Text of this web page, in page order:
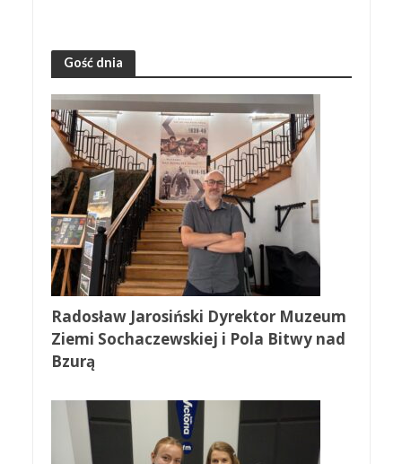
Gość dnia
Radosław Jarosiński Dyrektor Muzeum
Ziemi Sochaczewskiej i Pola Bitwy nad
Bzurą